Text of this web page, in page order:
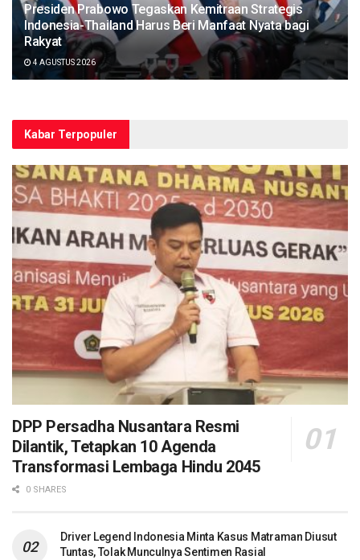
Presiden Prabowo Tegaskan Kemitraan Strategis
Indonesia-Thailand Harus Beri Manfaat Nyata bagi
Rakyat
4 AGUSTUS 2026
Kabar Terpopuler
DPP Persadha Nusantara Resmi
Dilantik, Tetapkan 10 Agenda
Transformasi Lembaga Hindu 2045
0 SHARES
Driver Legend Indonesia Minta Kasus Matraman Diusut
Tuntas, Tolak Munculnya Sentimen Rasial